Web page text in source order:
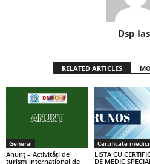
Dsp
RELATED ARTICLES
General
Anunț – Activități de
turism internațional de
LISTA CU
DE MEDIC